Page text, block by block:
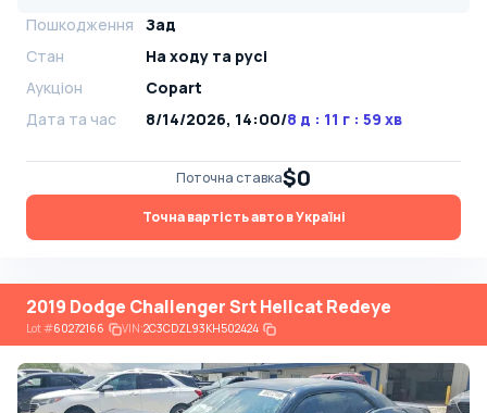
Пошкодження
Зад
Стан
На ​​ходу та русі
Аукціон
Copart
Дата та час
8/14/2026, 14:00/8 д : 11 г : 59 хв
Поточна ставка$0
Точна вартість авто в Україні
2019 Dodge Challenger Srt Hellcat Redeye
Lot#60272166 VIN:2C3CDZL93KH502424